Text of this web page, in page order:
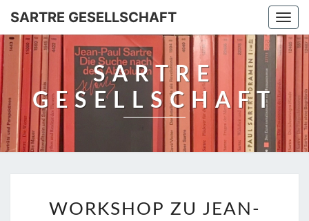
SARTRE GESELLSCHAFT
SARTRE
GESELLSCHAFT
ZU
WORKSHOP ZU JEAN-